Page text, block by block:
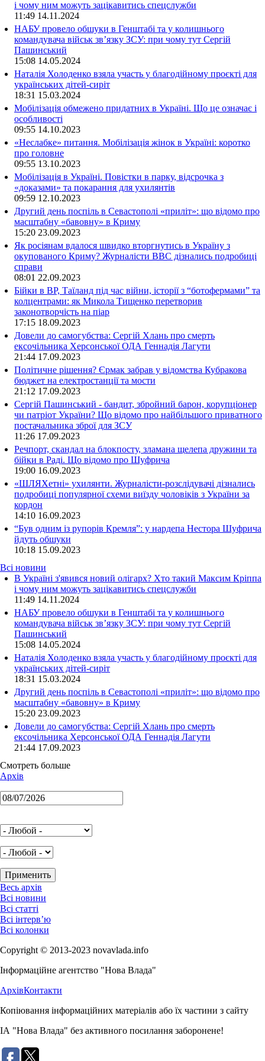
і чому ним можуть зацікавитись спецслужби
11:49 14.11.2024
НАБУ провело обшуки в Генштабі та у колишнього
командувача військ зв’язку ЗСУ: при чому тут Сергій
Пашинський
15:08 14.05.2024
Наталія Холоденко взяла участь у благодійному проєкті для
українських дітей-сиріт
18:31 15.03.2024
Мобілізація обмежено придатних в Україні. Що це означає і
особливості
09:55 14.10.2023
«Неслабке» питання. Мобілізація жінок в Україні: коротко
про головне
09:55 13.10.2023
Мобілізація в Україні. Повістки в парку, відсрочка з
«доказами» та покарання для ухилянтів
09:59 12.10.2023
Другий день поспіль в Севастополі «приліт»: що відомо про
масштабну «бавовну» в Криму
15:20 23.09.2023
Як росіянам вдалося швидко вторгнутись в Україну з
окупованого Криму? Журналісти ВВС дізнались подробиці
справи
08:01 22.09.2023
Бійки в ВР, Таїланд під час війни, історії з “ботофермами” та
колцентрами: як Микола Тищенко перетворив
законотворчість на піар
17:15 18.09.2023
Довели до самогубства: Сергій Хлань про смерть
ексочільника Херсонської ОДА Геннадія Лагути
21:44 17.09.2023
Політичне рішення? Єрмак забрав у відомства Кубракова
бюджет на електростанції та мости
21:12 17.09.2023
Сергій Пашинський - бандит, збройний барон, корупціонер
чи патріот України? Що відомо про найбільшого приватного
постачальника зброї для ЗСУ
11:26 17.09.2023
Речпорт, скандал на блокпосту, зламана щелепа дружини та
бійки в Раді. Що відомо про Шуфрича
19:00 16.09.2023
«ШЛЯХетні» ухилянти. Журналісти-розслідувачі дізнались
подробиці популярної схеми виїзду чоловіків з України за
кордон
14:10 16.09.2023
“Був одним із рупорів Кремля”: у нардепа Нестора Шуфрича
йдуть обшуки
10:18 15.09.2023
Всі новини
В Україні з'явився новий олігарх? Хто такий Максим Кріппа
і чому ним можуть зацікавитись спецслужби
11:49 14.11.2024
НАБУ провело обшуки в Генштабі та у колишнього
командувача військ зв’язку ЗСУ: при чому тут Сергій
Пашинський
15:08 14.05.2024
Наталія Холоденко взяла участь у благодійному проєкті для
українських дітей-сиріт
18:31 15.03.2024
Другий день поспіль в Севастополі «приліт»: що відомо про
масштабну «бавовну» в Криму
15:20 23.09.2023
Довели до самогубства: Сергій Хлань про смерть
ексочільника Херсонської ОДА Геннадія Лагути
21:44 17.09.2023
Смотреть больше
Архів
Весь архів
Всі новини
Всі статті
Всі інтерв’ю
Всі колонки
Copyright © 2013-2023 novavlada.info
Інформаційне агентство "Нова Влада"
АрхівКонтакти
Копіювання інформаційних матеріалів або їх частини з сайту
ІА "Нова Влада" без активного посилання заборонене!